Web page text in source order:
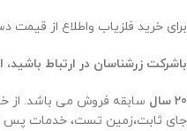
برای خرید فلزیاب واطلاع از قیمت
باشرکت زرشناسان در ارتباط
20 سال
سابقه فروش می باشد. از
جای ثابت،زمین تست، خدمات پس از